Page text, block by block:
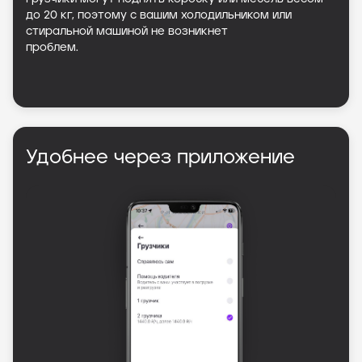
до 20 кг, поэтому с вашим холодильником или
стиральной машиной не возникнет
проблем.
Удобнее через приложение